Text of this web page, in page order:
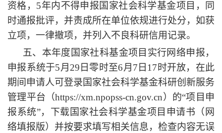
资格， 5年内不得申报国家社会科学基金项目，同
时通报批评，并责成所在单位依规进行处分，如获
立项，一律撤项，并列入不良科研信用记录。
五、本年度国家社科基金项目实行网络申报，
申报系统于5月29日零时至6月7日17时开放，在此
期间申请人可登录国家社会科学基金科研创新服务
管理平台（https://xm.npopss-cn.gov.cn）的“项目申
报系统”，下载国家社会科学基金项目申请书（网
络填报版）并按要求填写相关信息，检查内容无误